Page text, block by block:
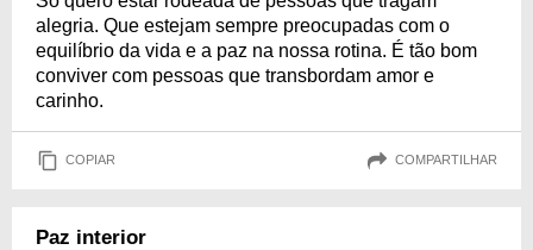
alegria. Que estejam sempre preocupadas com o
equilíbrio da vida e a paz na nossa rotina. É tão bom
conviver com pessoas que transbordam amor e
carinho.
COPIAR COMPARTILHAR
Paz interior